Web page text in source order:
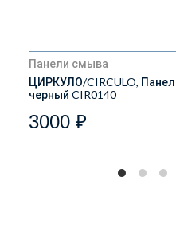
Панели смыва
ЦИРКУЛО/CIRCULO,
черный CIR0140
3000 ₽